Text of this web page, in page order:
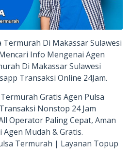
Termurah Di Makassar Sulawesi
Info Mengenai Agen
Di Makassar Sulawesi
Transaksi Online 24Jam.
Gratis Agen Pulsa
Nonstop 24 Jam
Operator Paling Cepat, Aman
Agen Mudah & Gratis.
Termurah | Layanan Topup